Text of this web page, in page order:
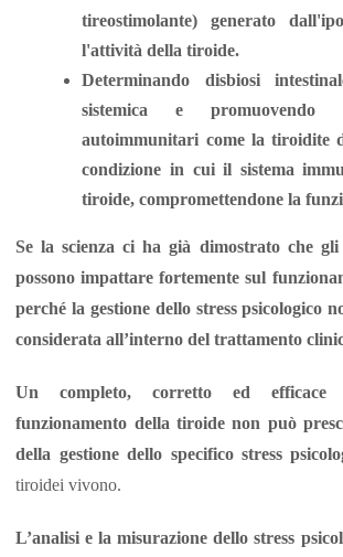
tireostimolante) generato
l'attività della tiroide.
Determinando disbiosi
sistemica e promuovendo
autoimmunitari come la tiroidite
condizione in cui il sistema
tiroide, compromettendone la
Se la scienza ci ha già dimostrato che gli
possono impattare fortemente sul
perché la gestione dello stress psicologico
considerata all’interno del trattamento
Un completo, corretto ed efficace
funzionamento della tiroide non può
della gestione dello specifico stress
tiroidei vivono.
L’analisi e la misurazione dello stress